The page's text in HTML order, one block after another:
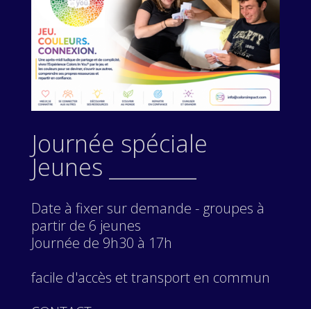
Journée spéciale
Jeunes _________
Date à fixer sur demande - groupes à
partir de 6 jeunes
Journée de 9h30 à 17h
facile d'accès et transport en commun